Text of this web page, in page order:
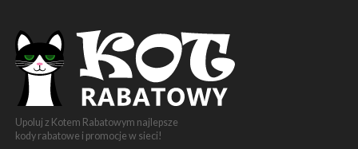
Upoluj z Kotem Rabatowym najlepsze
kody rabatowe i promocje w sieci!